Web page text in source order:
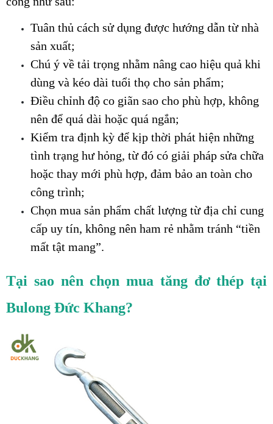
Tuân thủ cách sử dụng được hướng dẫn từ nhà
sản xuất;
Chú ý về tải trọng nhằm nâng cao hiệu quả khi
dùng và kéo dài tuổi thọ cho sản phẩm;
Điều chỉnh độ co giãn sao cho phù hợp, không
nên để quá dài hoặc quá ngắn;
Kiểm tra định kỳ để kịp thời phát hiện những
tình trạng hư hỏng, từ đó có giải pháp sửa chữa
hoặc thay mới phù hợp, đảm bảo an toàn cho
công trình;
Chọn mua sản phẩm chất lượng từ địa chỉ cung
cấp uy tín, không nên ham rẻ nhằm tránh “tiền
mất tật mang”.
Tại sao nên chọn mua tăng đơ thép tại
Bulong Đức Khang?